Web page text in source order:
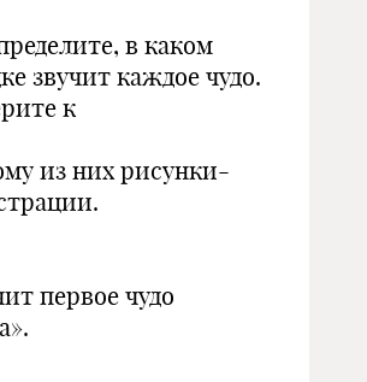
в каком
звучит каждое чудо.
к
из них рисунки-
первое чудо